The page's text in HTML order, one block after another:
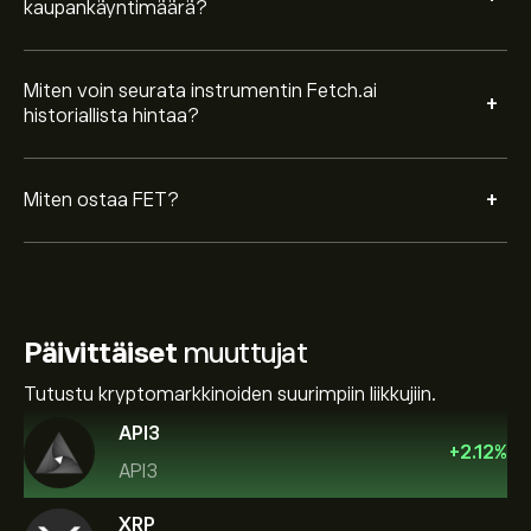
kaupankäyntimäärä?
Miten voin seurata instrumentin Fetch.ai
historiallista hintaa?
+
Miten ostaa FET? +
Päivittäiset muuttujat
Tutustu kryptomarkkinoiden suurimpiin liikkujiin.
API3
API3
+2.12%
XRP